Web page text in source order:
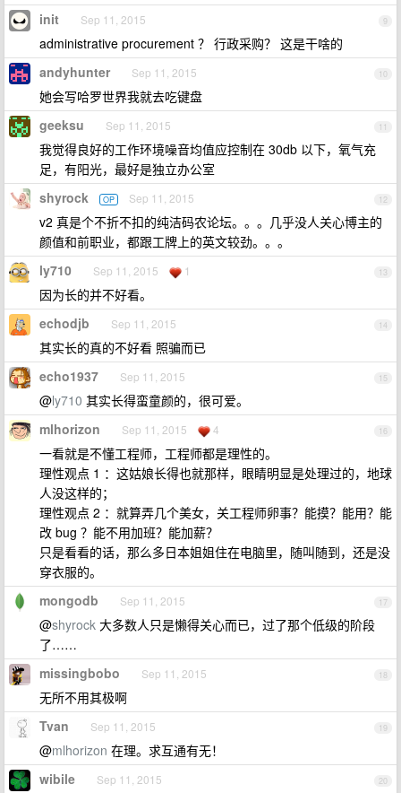
9
init Sep 11, 2015
administrative procurement ？ 行政采购？ 这是干啥的
10
andyhunter Sep 11, 2015
她会写哈罗世界我就去吃键盘
11
geeksu Sep 11, 2015
我觉得良好的工作环境噪音均值应控制在 30db 以下，氧气充
足，有阳光，最好是独立办公室
12
shyrock OP Sep 11, 2015
v2 真是个不折不扣的纯洁码农论坛。。。几乎没人关心博主的
颜值和前职业，都跟工牌上的英文较劲。。。
13
ly710 Sep 11, 2015 1
因为长的并不好看。
14
echodjb Sep 11, 2015
其实长的真的不好看 照骗而已
15
echo1937 Sep 11, 2015
@ly710 其实长得蛮童颜的，很可爱。
16
mlhorizon Sep 11, 2015 4
一看就是不懂工程师，工程师都是理性的。
理性观点 1 ：这姑娘长得也就那样，眼睛明显是处理过的，地球
人没这样的；
理性观点 2 ：就算弄几个美女，关工程师卵事？能摸？能用？能
改 bug ？能不用加班？能加薪？
只是看看的话，那么多日本姐姐住在电脑里，随叫随到，还是没
穿衣服的。
17
mongodb Sep 11, 2015
@shyrock 大多数人只是懒得关心而已，过了那个低级的阶段
了……
18
missingbobo Sep 11, 2015
无所不用其极啊
19
Tvan Sep 11, 2015
@mlhorizon 在理。求互通有无！
20
wibile Sep 11, 2015